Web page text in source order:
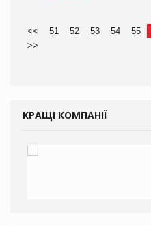
<< 51 52 53 54 55
>>
КРАЩІ КОМПАНІЇ